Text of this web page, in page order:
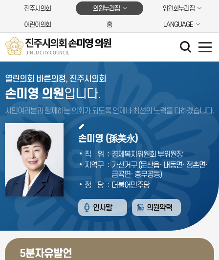
본문바로가기진주시의회 의원누리집 위원회누리집
어린이의회 홈 LANGUAGE
진주시의회 손미영 의원
JINJU CITY COUNCIL
열린의회 바른의정, 진주시의회
손미영 의원입니다.
시민여러분과 함께하는 의회가 되도록 언제나최선의 노력을 다하겠습니다.
손미영 (孫美永)
직위: 경제복지위원회 부위원장
지역구 : 가선거구 (문산읍· 내동면· 정촌면·
금곡면· 충무공동)
정당: 더불어민주당
인사말 의원약력
5분자유발언